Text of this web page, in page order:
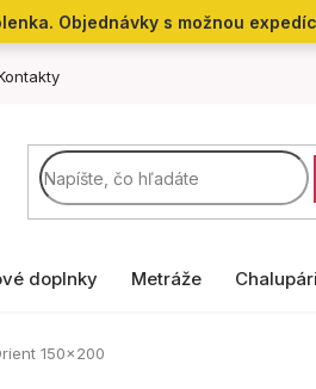
Objednávky s možnou
doplnky Metráže Chalupári
150x200